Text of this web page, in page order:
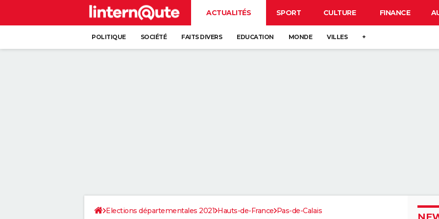
ACTUALITÉS SPORT CULTURE FINANCE
POLITIQUE SOCIÉTÉ FAITS DIVERS EDUCATION MONDE VILLES +
Elections départementales 2021 Hauts-de-France Pas-de-Calais